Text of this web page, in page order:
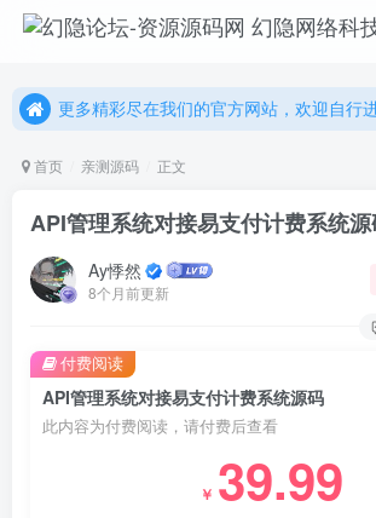
更多精彩尽在我们的官方网站，欢迎自行进
更多精彩尽在我们的官方网站，欢迎自行
首页 亲测源码 正文
API管理系统对接易支付计费系统
Ay悸然
8个月前更新
API管理系统对接易支付计费系统源码
此内容为付费阅读，请付费后查看
￥ 39.99
付费阅读